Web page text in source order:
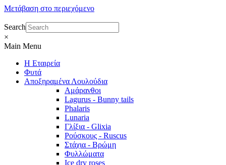
Μετάβαση στο περιεχόμενο
Search
×
Main Menu
Η Εταιρεία
Φυτά
Αποξηραμένα Λουλούδια
Αμάρανθοι
Lagurus - Bunny tails
Phalaris
Lunaria
Γλίξια - Glixia
Ρούσκους - Ruscus
Στάχια - Βρώμη
Φυλλώματα
Ice dry roses